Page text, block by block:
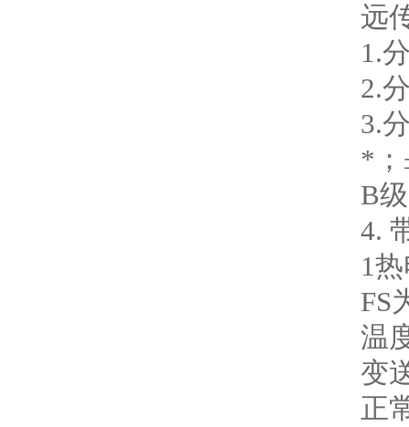
远
1.
2.
3.
*；
B
4.
1
FS
温
变
正